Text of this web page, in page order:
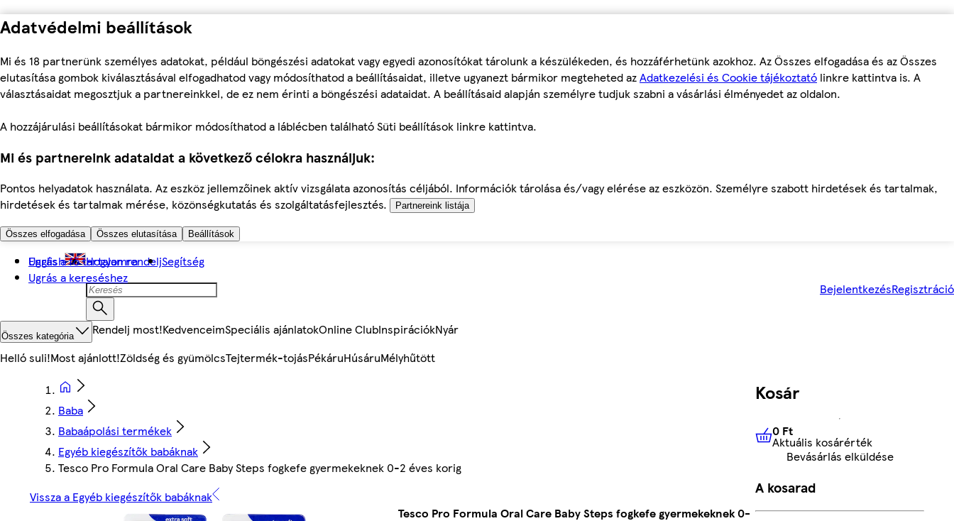
Adatvédelmi beállítások
Mi és 18 partnerünk személyes adatokat, például böngészési adatokat vagy egyedi azonosítókat tárolunk a készülékeden, és hozzáférhetünk azokhoz. Az Összes elfogadása és az Összes
elutasítása gombok kiválasztásával elfogadhatod vagy módosíthatod a beállításaidat, illetve ugyanezt bármikor megteheted azAdatkezelési és Cookie tájékoztató linkre kattintva is. A
választásaidat megosztjuk a partnereinkkel, de ez nem érinti a böngészési adataidat. A beállításaid alapján személyre tudjuk szabni a vásárlási élményedet az oldalon.
A hozzájárulási beállításokat bármikor módosíthatod a láblécben található Süti beállítások linkre kattintva.
Mi és partnereink adataidat a következő célokra használjuk:
Pontos helyadatok használata. Az eszköz jellemzőinek aktív vizsgálata azonosítás céljából. Információk tárolása és/vagy elérése az eszközön. Személyre szabott hirdetések és tartalmak,
hirdetések és tartalmak mérése, közönségkutatás és szolgáltatásfejlesztés.
Partnereink listája
Összes elfogadása Összes elutasítása Beállítások
Ugrás a fő tartalomra
Ugrás a kereséshez
English Hogyan rendeljSegítség
BejelentkezésRegisztráció
Összes kategória Rendelj most!KedvenceimSpeciális ajánlatokOnline ClubInspirációkNyár
Helló suli!Most ajánlott!Zöldség és gyümölcsTejtermék-tojásPékáruHúsáruMélyhűtött
Baba
Babaápolási termékek
Egyéb kiegészítők babáknak
Tesco Pro Formula Oral Care Baby Steps fogkefe gyermekeknek 0-2 éves korig
Vissza a Egyéb kiegészítők babáknak
Tesco Pro Formula Oral Care Baby Steps fogkefe gyermekeknek 0-
Kosár
0 FtAktuális kosárérték
0 Ft
Aktuális kosárérték
Bevásárlás elküldése
A kosarad